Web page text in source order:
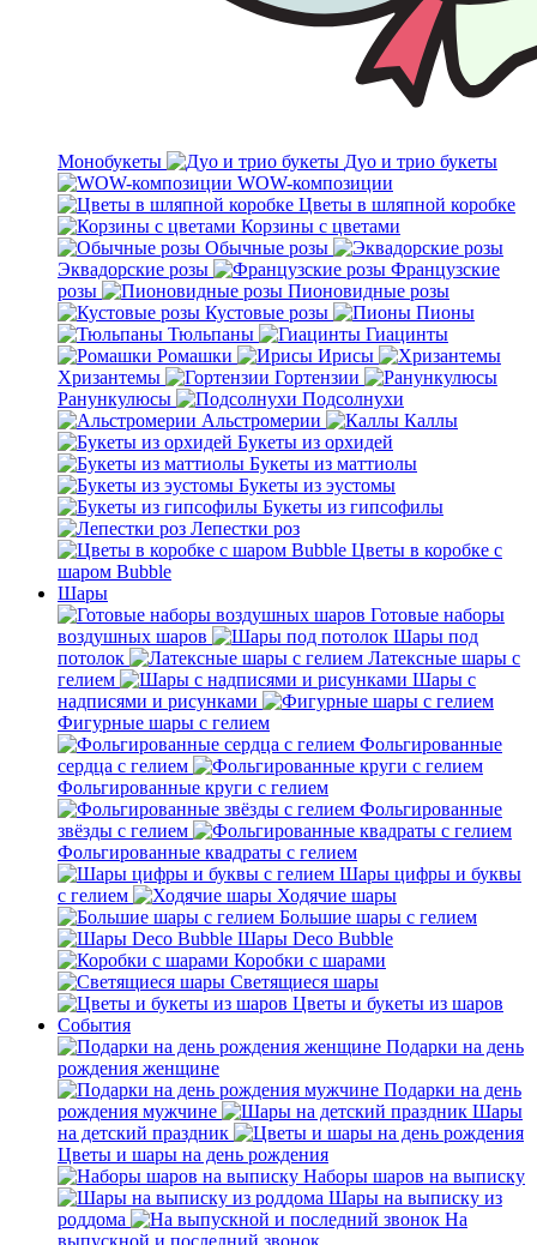
Монобукеты
Дуо и трио букеты
WOW-композиции
Цветы в шляпной коробке
Корзины с цветами
Обычные розы
Эквадорские розы
Французские
розы
Пионовидные розы
Кустовые розы
Пионы
Тюльпаны
Гиацинты
Ромашки
Ирисы
Хризантемы
Гортензии
Ранункулюсы
Подсолнухи
Альстромерии
Каллы
Букеты из орхидей
Букеты из маттиолы
Букеты из эустомы
Букеты из гипсофилы
Лепестки роз
Цветы в коробке с
шаром Bubble
Шары
Готовые наборы
воздушных шаров
Шары под
потолок
Латексные шары с
гелием
Шары с
надписями и рисунками
Фигурные шары с гелием
Фольгированные
сердца с гелием
Фольгированные круги с гелием
Фольгированные
звёзды с гелием
Фольгированные квадраты с гелием
Шары цифры и буквы
с гелием
Ходячие шары
Большие шары с гелием
Шары Deco Bubble
Коробки с шарами
Светящиеся шары
Цветы и букеты из шаров
События
Подарки на день
рождения женщине
Подарки на день
рождения мужчине
Шары
на детский праздник
Цветы и шары на день рождения
Наборы шаров на выписку
Шары на выписку из
роддома
На
выпускной и последний звонок